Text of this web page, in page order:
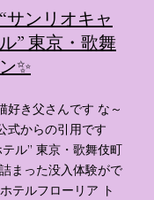
サンリオキャ
” 東京・歌舞
✨️
好き父さんです な～
式からの引用です
ル” 東京・歌舞伎町
まった没入体験がで
テルフローリア ト